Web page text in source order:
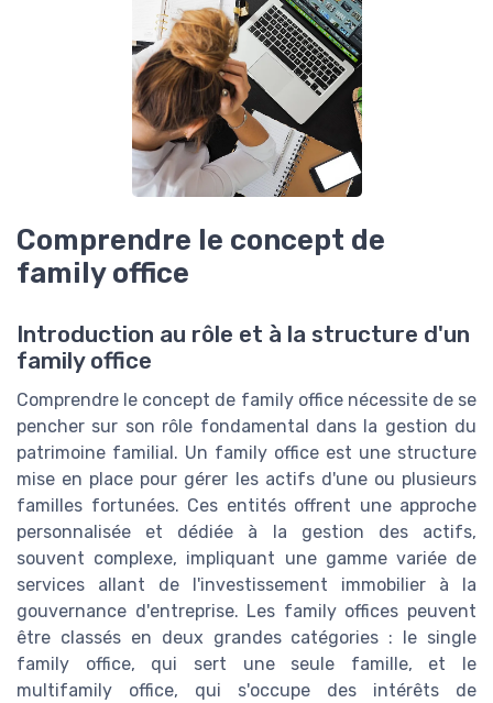
Comprendre le concept de
family office
Introduction au rôle et à la structure d'un
family office
Comprendre le concept de family office nécessite de se
pencher sur son rôle fondamental dans la gestion du
patrimoine familial. Un family office est une structure
mise en place pour gérer les actifs d'une ou plusieurs
familles fortunées. Ces entités offrent une approche
personnalisée et dédiée à la gestion des actifs,
souvent complexe, impliquant une gamme variée de
services allant de l'investissement immobilier à la
gouvernance d'entreprise. Les family offices peuvent
être classés en deux grandes catégories : le single
family office, qui sert une seule famille, et le
multifamily office, qui s'occupe des intérêts de